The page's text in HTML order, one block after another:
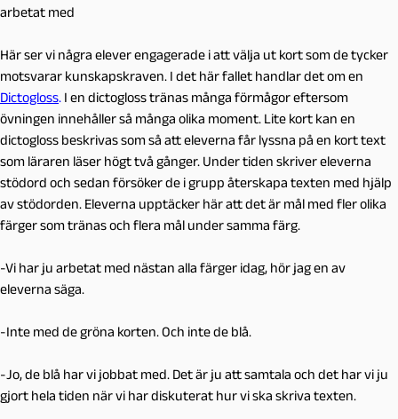
arbetat med
Här ser vi några elever engagerade i att välja ut kort som de tycker
motsvarar kunskapskraven. I det här fallet handlar det om en
Dictogloss. I en dictogloss tränas många förmågor eftersom
övningen innehåller så många olika moment. Lite kort kan en
dictogloss beskrivas som så att eleverna får lyssna på en kort text
som läraren läser högt två gånger. Under tiden skriver eleverna
stödord och sedan försöker de i grupp återskapa texten med hjälp
av stödorden. Eleverna upptäcker här att det är mål med fler olika
färger som tränas och flera mål under samma färg.
-Vi har ju arbetat med nästan alla färger idag, hör jag en av
eleverna säga.
-Inte med de gröna korten. Och inte de blå.
-Jo, de blå har vi jobbat med. Det är ju att samtala och det har vi ju
gjort hela tiden när vi har diskuterat hur vi ska skriva texten.